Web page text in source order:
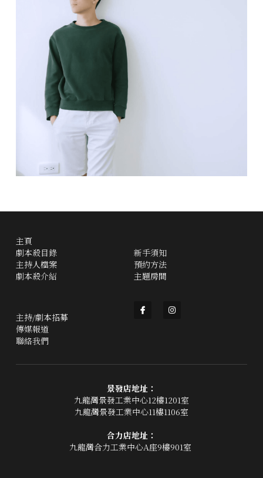
主頁
劇本殺目錄
主持人檔案
劇本殺介紹
新手須知
預約方法
主題房間
主持/劇本招募
傳媒報道
聯絡我們
景發店地址：
九龍灣景發工業中心12樓1201室
九龍灣景發工業中心11樓1106室
合力店地址：
九龍灣合力工業中心A座9樓901室